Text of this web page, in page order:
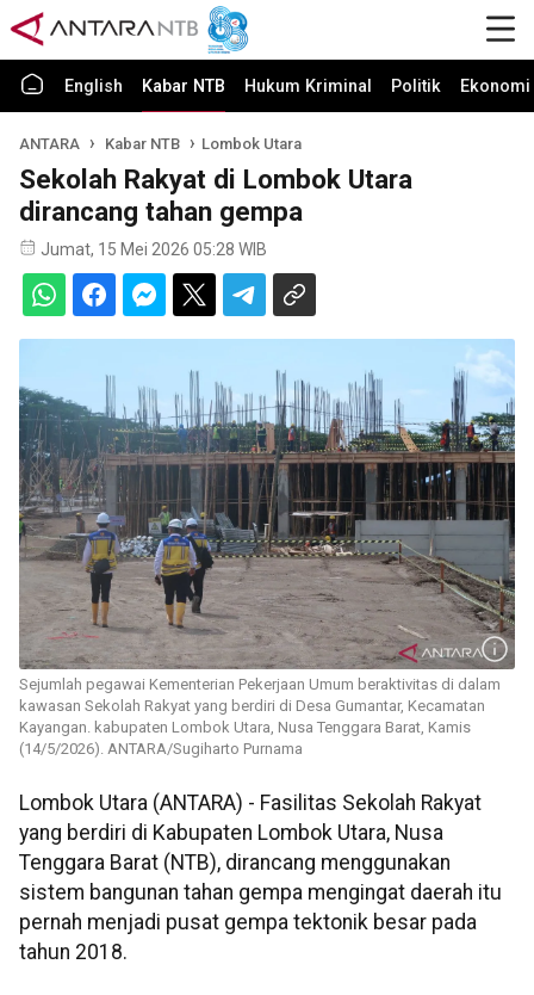
English Kabar NTB Hukum Kriminal Politik
ANTARA Kabar NTB Lombok Utara
Sekolah Rakyat di Lombok Utara
dirancang tahan gempa
Jumat, 15 Mei 2026 05:28 WIB
Sejumlah pegawai Kementerian Pekerjaan Umum beraktivitas di dalam
kawasan Sekolah Rakyat yang berdiri di Desa Gumantar, Kecamatan
Kayangan. kabupaten Lombok Utara, Nusa Tenggara Barat, Kamis
(14/5/2026). ANTARA/Sugiharto Purnama
Lombok Utara (ANTARA) - Fasilitas Sekolah Rakyat
yang berdiri di Kabupaten Lombok Utara, Nusa
Tenggara Barat (NTB), dirancang menggunakan
sistem bangunan tahan gempa mengingat daerah itu
pernah menjadi pusat gempa tektonik besar pada
tahun 2018.